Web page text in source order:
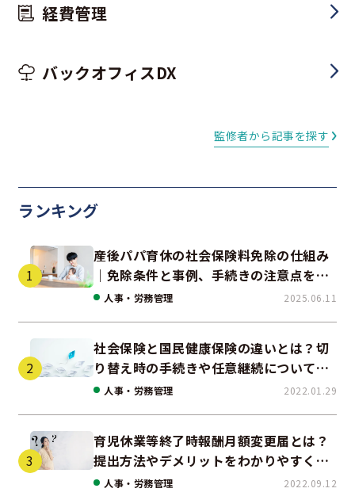
経費管理
バックオフィスDX
監修者から記事を探す
ランキング
産後パパ育休の社会保険料免除の仕組み
｜免除条件と事例、手続きの注意点を解
説人事・労務管理 2025.06.11
社会保険と国民健康保険の違いとは？切
り替え時の手続きや任意継続について解
説！
人事・労務管理 2022.01.29
育児休業等終了時報酬月額変更届とは？
提出方法やデメリットをわかりやすく紹
介人事・労務管理 2022.09.12